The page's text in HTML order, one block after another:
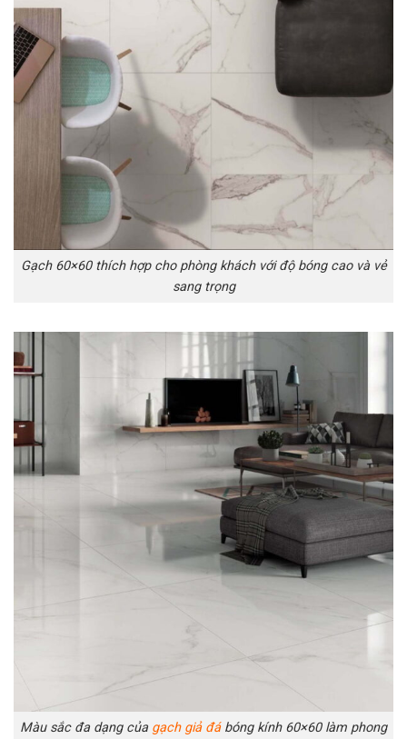
Gạch 60×60 thích hợp cho phòng khách với độ bóng cao và vẻ
sang trọng
Màu sắc đa dạng của gạch giả đábóng kính 60×60 làm phong